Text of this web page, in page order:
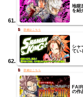
地獄
を紹
シャ
てい
の作